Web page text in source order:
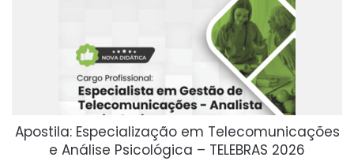
Apostila: Especialização em Telecomunicações
e Análise Psicológica – TELEBRAS 2026